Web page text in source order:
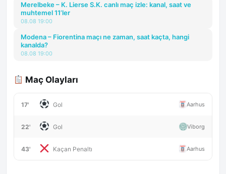
Merelbeke – K. Lierse S.K. canlı maç izle: kanal, saat ve
muhtemel 11’ler
08.08 19:00
Modena – Fiorentina maçı ne zaman, saat kaçta, hangi
kanalda?
08.08 19:00
Maç Olayları
17' Gol Aarhus
22' Gol Viborg
43' Kaçan Penaltı Aarhus